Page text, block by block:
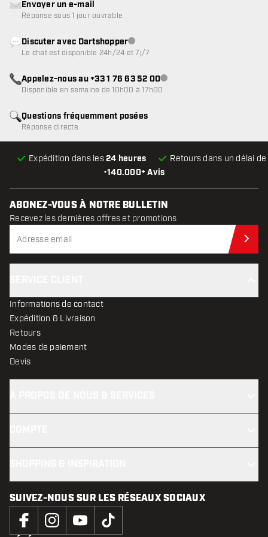
•140.000+ Avis
Expédition dans les24 heures Retours dans un délai de
Questions fréquemment posées
Réponse directe
Envoyer un e-mail
Réponse sous 1 jour ouvrable
Discuter avec DartshopperService client indisponible
Le chat est disponible 24h/24 et 7j/7
Appelez-nous au +33 1 76 63 52 00Service client indisponible
Disponible en semaine de 10h00 à 17h00
ABONEZ-VOUS À NOTRE BULLETIN
Recevez les dernières offres et promotions
Informations de contact
Expédition & Livraison
Retours
Modes de paiement
Devis
SUIVEZ-NOUS SUR LES RÉSEAUX SOCIAUX